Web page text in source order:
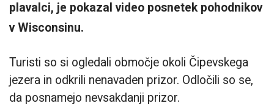
plavalci, je pokazal video posnetek pohodnikov
v Wisconsinu.
Turisti so si ogledali območje okoli Čipevskega
jezera in odkrili nenavaden prizor. Odločili so se,
da posnamejo nevsakdanji prizor.